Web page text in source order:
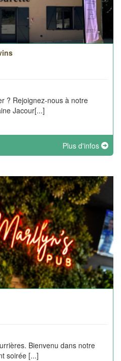
? Rejoignez-nous à notre
Jacour[...]
Plus d'infos
Bienvenu dans notre
soirée [...]